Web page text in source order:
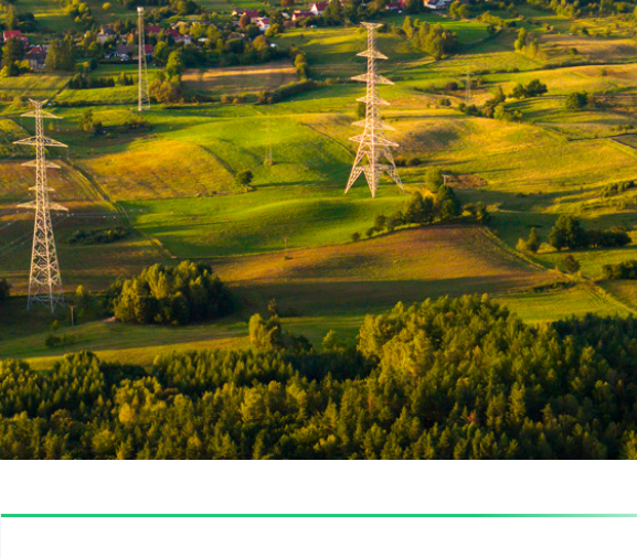
kontynuację prac implementacyjnych związanych z wdrożeniem
Ponadto, nasza organizacja w roku 2023 zrealizowała w ramach portfela
Rozbudowaliśmy aplikację mobilną Energetyczny Kompas w zakresie
wielkości fizycznych przepływów energii między Polską a sąsiednimi
rzecz ograniczania zużycia energii elektrycznej przez odbiorców w okresach
Rozpoczęliśmy również prace projektowe obejmujące zdefiniowanie
dla Portalu Wymiany Danych Strukturalnych (PWDS). Jednocześnie
i strukturalnych pomiędzy OSP, OSD i SGU z wykorzystaniem kanału B2B.
PSE kontynuowały też prace projektowe związane z budową środowisk
– NMMS), m.in. zakończono etap 2. wdrożenia systemu NMMS oraz
specyfiki modelowania KSE oraz z dostosowaniem systemu NMMS do
Równolegle PSE kontynuowały prace projektowe związane z aktualizacją
W I półroczu 2024 r. nasza spółka kontynuowała prace związane z
16 lutego 2024 r. zakończono testy komunikacyjne oraz przeprowadzono